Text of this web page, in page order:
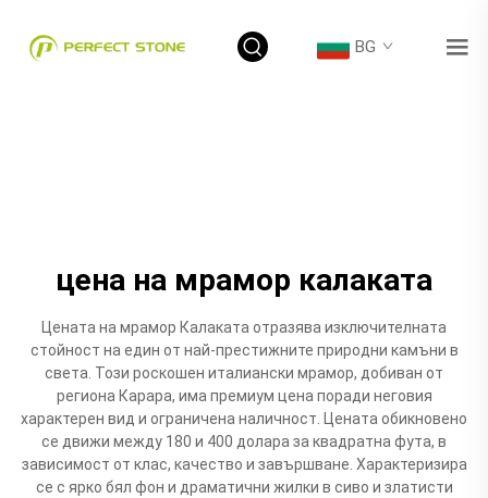
BG
цена на мрамор калаката
Цената на мрамор Калаката отразява изключителната
стойност на един от най-престижните природни камъни в
света. Този роскошен италиански мрамор, добиван от
региона Карара, има премиум цена поради неговия
характерен вид и ограничена наличност. Цената обикновено
се движи между 180 и 400 долара за квадратна фута, в
зависимост от клас, качество и завършване. Характеризира
се с ярко бял фон и драматични жилки в сиво и златисти